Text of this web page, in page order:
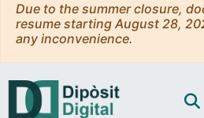
Due to the summer closure,
resume starting August 28,
any inconvenience.